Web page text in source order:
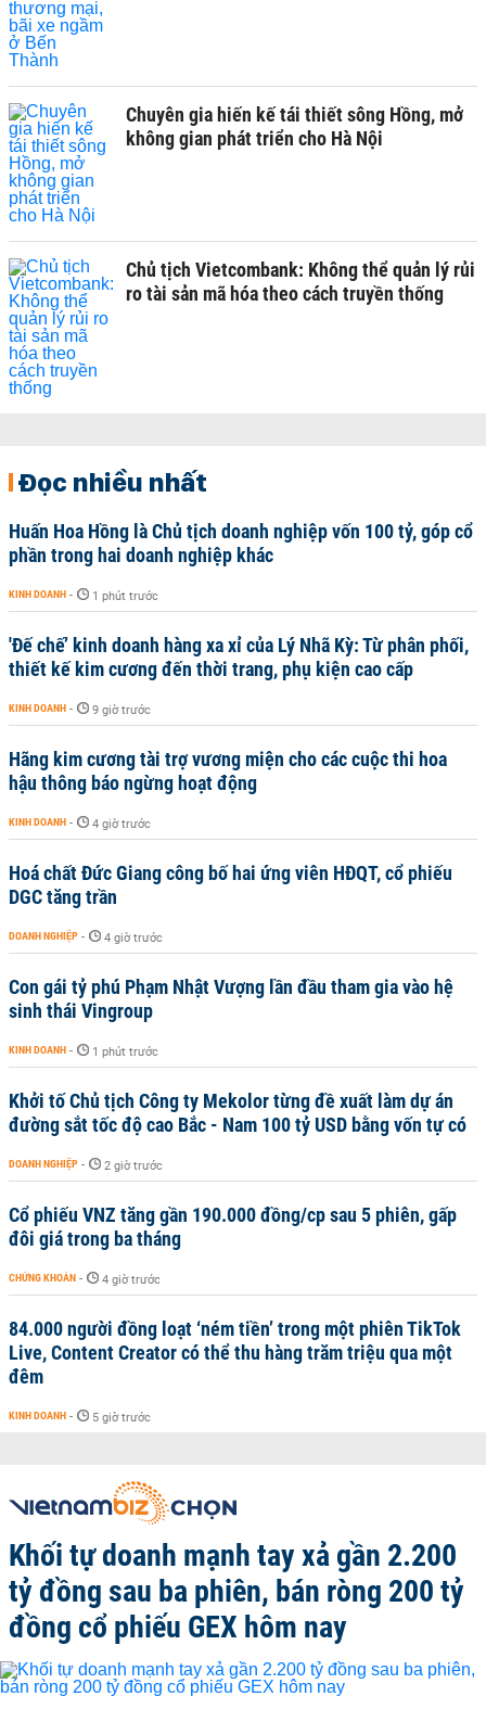
Chuyên gia hiến kế tái thiết sông Hồng, mở
không gian phát triển cho Hà Nội
Chủ tịch Vietcombank: Không thể quản lý rủi
ro tài sản mã hóa theo cách truyền thống
Đọc nhiều nhất
Huấn Hoa Hồng là Chủ tịch doanh nghiệp vốn 100 tỷ, góp cổ
phần trong hai doanh nghiệp khác
KINH DOANH - 1 phút trước
'Đế chế’ kinh doanh hàng xa xỉ của Lý Nhã Kỳ: Từ phân phối,
thiết kế kim cương đến thời trang, phụ kiện cao cấp
KINH DOANH - 9 giờ trước
Hãng kim cương tài trợ vương miện cho các cuộc thi hoa
hậu thông báo ngừng hoạt động
KINH DOANH - 4 giờ trước
Hoá chất Đức Giang công bố hai ứng viên HĐQT, cổ phiếu
DGC tăng trần
DOANH NGHIỆP - 4 giờ trước
Con gái tỷ phú Phạm Nhật Vượng lần đầu tham gia vào hệ
sinh thái Vingroup
KINH DOANH - 1 phút trước
Khởi tố Chủ tịch Công ty Mekolor từng đề xuất làm dự án
đường sắt tốc độ cao Bắc - Nam 100 tỷ USD bằng vốn tự có
DOANH NGHIỆP - 2 giờ trước
Cổ phiếu VNZ tăng gần 190.000 đồng/cp sau 5 phiên, gấp
đôi giá trong ba tháng
CHỨNG KHOÁN - 4 giờ trước
84.000 người đồng loạt ‘ném tiền’ trong một phiên TikTok
Live, Content Creator có thể thu hàng trăm triệu qua một
đêm
KINH DOANH - 5 giờ trước
Khối tự doanh mạnh tay xả gần 2.200
tỷ đồng sau ba phiên, bán ròng 200 tỷ
đồng cổ phiếu GEX hôm nay